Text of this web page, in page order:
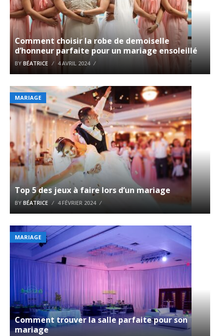
Comment choisir la robe de demoiselle
d’honneur parfaite pour un mariage ensoleillé
BY BÉATRICE 4 AVRIL 2024
MARIAGE
Top 5 des jeux à faire lors d’un mariage
BY BÉATRICE 4 FÉVRIER 2024
MARIAGE
Comment trouver la salle parfaite pour son
mariage